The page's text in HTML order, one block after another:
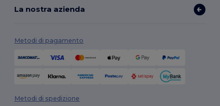
La nostra azienda
Metodi di pagamento
Metodi di spedizione